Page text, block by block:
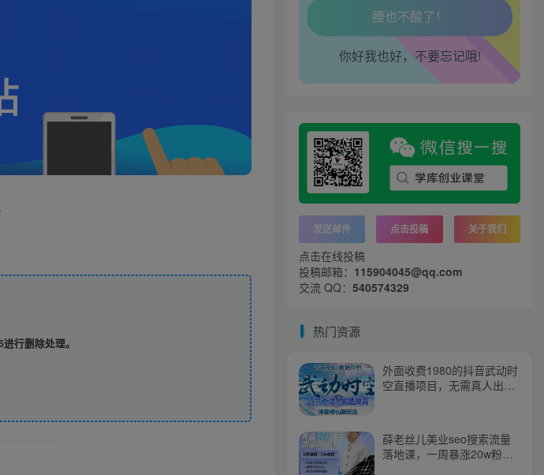
进行删除处理。
腿也不痛了！
腰也不酸了！
你好我也好，不要忘记哦!
发送邮件 点击投稿 关于我们
点击在线投稿
投稿邮箱： 115904045@qq.com
交流 QQ： 540574329
热门资源
外面收费1980的抖音武动时
空直播项目，无需真人出
薛老丝儿美业seo搜索流量
落地课，一周暴涨20w粉